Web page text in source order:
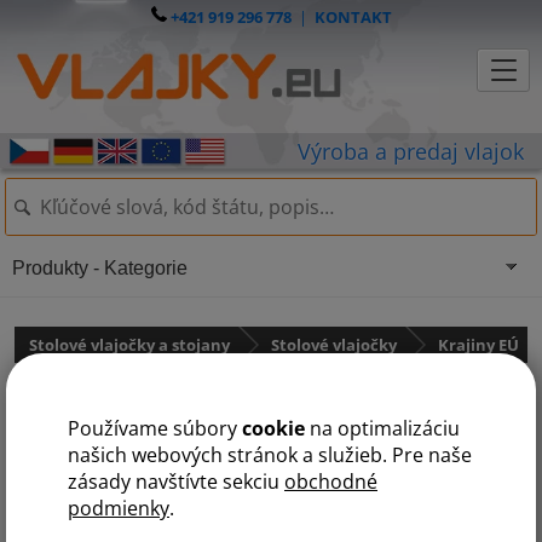
Používame súborycookie na optimalizáciu
našich webových stránok a služieb. Pre naše
zásady navštívte sekciu obchodné
podmienky.
+421 919 296 778| KONTAKT
Stolové vlajočky a stojany Stolové vlajočky Krajiny EÚ
Produkty - Kategorie